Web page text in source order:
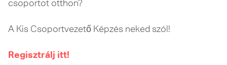
csoportot otthon?
A Kis Csoportvezető Képzés neked szól!
Regisztrálj itt!